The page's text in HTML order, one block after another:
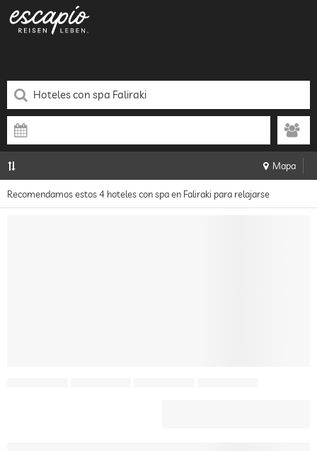
Mapa
Recomendamos estos 4 hoteles con spa en Faliraki para relajarse